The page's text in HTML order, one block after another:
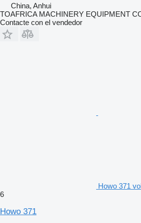
China, Anhui
TOAFRICA MACHINERY EQUIPMENT
Contacte con el vendedor
Howo 371
6
Howo 371